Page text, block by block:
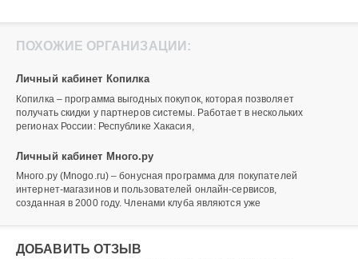
ПОХОЖИЕ ОРГАНИЗАЦИИ:
Личный кабинет Копилка
Копилка – программа выгодных покупок, которая позволяет
получать скидки у партнеров системы. Работает в нескольких
регионах России: Республике Хакасия,
Личный кабинет Много.ру
Много.ру (Mnogo.ru) – бонусная программа для покупателей
интернет-магазинов и пользователей онлайн-сервисов,
созданная в 2000 году. Членами клуба являются уже
ДОБАВИТЬ ОТЗЫВ